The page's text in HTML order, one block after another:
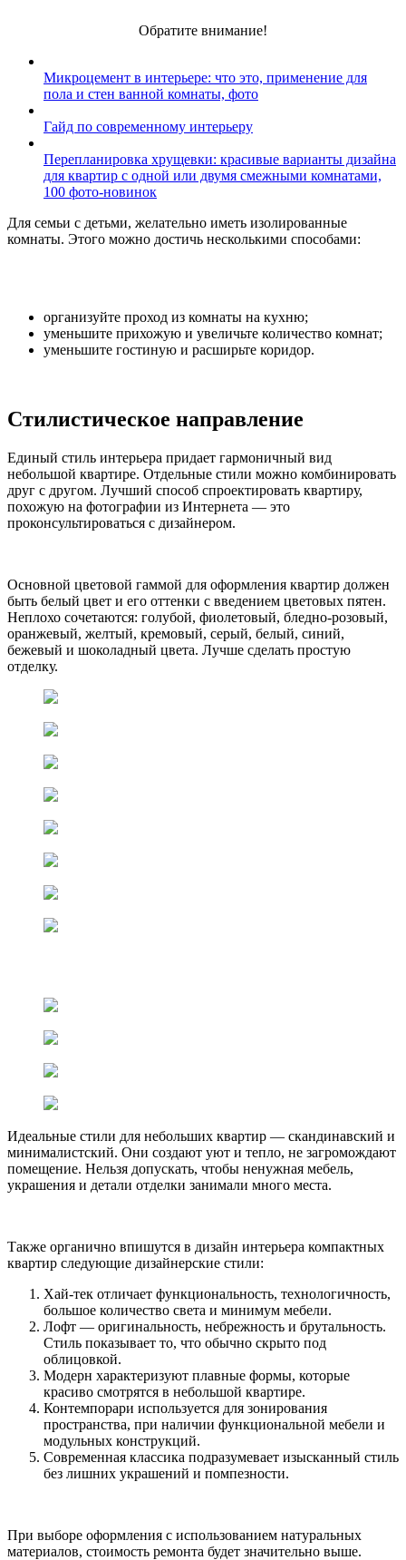
Обратите внимание!
Микроцемент в интерьере: что это, применение для
пола и стен ванной комнаты, фото
Гайд по современному интерьеру
Перепланировка хрущевки: красивые варианты дизайна
для квартир с одной или двумя смежными комнатами,
100 фото-новинок
Для семьи с детьми, желательно иметь изолированные
комнаты. Этого можно достичь несколькими способами:
организуйте проход из комнаты на кухню;
уменьшите прихожую и увеличьте количество комнат;
уменьшите гостиную и расширьте коридор.
Стилистическое направление
Единый стиль интерьера придает гармоничный вид
небольшой квартире. Отдельные стили можно комбинировать
друг с другом. Лучший способ спроектировать квартиру,
похожую на фотографии из Интернета — это
проконсультироваться с дизайнером.
Основной цветовой гаммой для оформления квартир должен
быть белый цвет и его оттенки с введением цветовых пятен.
Неплохо сочетаются: голубой, фиолетовый, бледно-розовый,
оранжевый, желтый, кремовый, серый, белый, синий,
бежевый и шоколадный цвета. Лучше сделать простую
отделку.
Идеальные стили для небольших квартир — скандинавский и
минималистский. Они создают уют и тепло, не загромождают
помещение. Нельзя допускать, чтобы ненужная мебель,
украшения и детали отделки занимали много места.
Также органично впишутся в дизайн интерьера компактных
квартир следующие дизайнерские стили:
Хай-тек отличает функциональность, технологичность,
большое количество света и минимум мебели.
Лофт — оригинальность, небрежность и брутальность.
Стиль показывает то, что обычно скрыто под
облицовкой.
Модерн характеризуют плавные формы, которые
красиво смотрятся в небольшой квартире.
Контемпорари используется для зонирования
пространства, при наличии функциональной мебели и
модульных конструкций.
Современная классика подразумевает изысканный стиль
без лишних украшений и помпезности.
При выборе оформления с использованием натуральных
материалов, стоимость ремонта будет значительно выше.